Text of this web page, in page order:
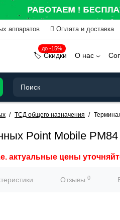
аппаратов Оплата и доставка
до -15%
🏷️ Скидки О нас
ТСД общего назначения
Point Mobile PM84
актуальные цены
Отзывы 0